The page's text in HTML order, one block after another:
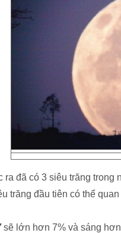
ra đã có 3 siêu trăng trong
trăng đầu tiên có thể
sẽ lớn hơn 7% và sáng